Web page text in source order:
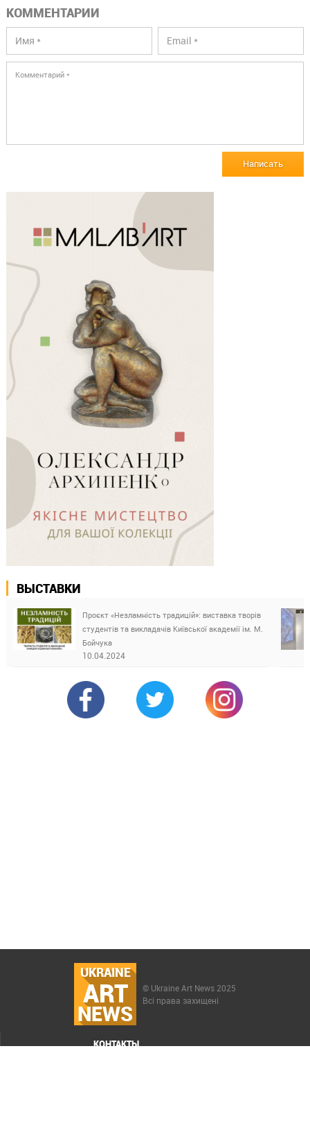
КОММЕНТАРИИ
Написать
ВЫСТАВКИ
Проєкт «Незламність традицій»: виставка творів
студентів та викладачів Київської академії ім. М.
Бойчука
10.04.2024
UKRAINE
ART
NEWS
© Ukraine Art News 2025
Всі права захищені
КОНТАКТЫ